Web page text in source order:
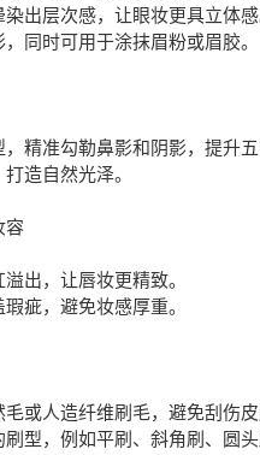
出层次感，让眼妆更具立体感
同时可用于涂抹眉粉或眉胶。
精准勾勒鼻影和阴影，提升五
造自然光泽。
容
出，让唇妆更精致。
疵，避免妆感厚重。
或人造纤维刷毛，避免刮伤皮
型，例如平刷、斜角刷、圆头